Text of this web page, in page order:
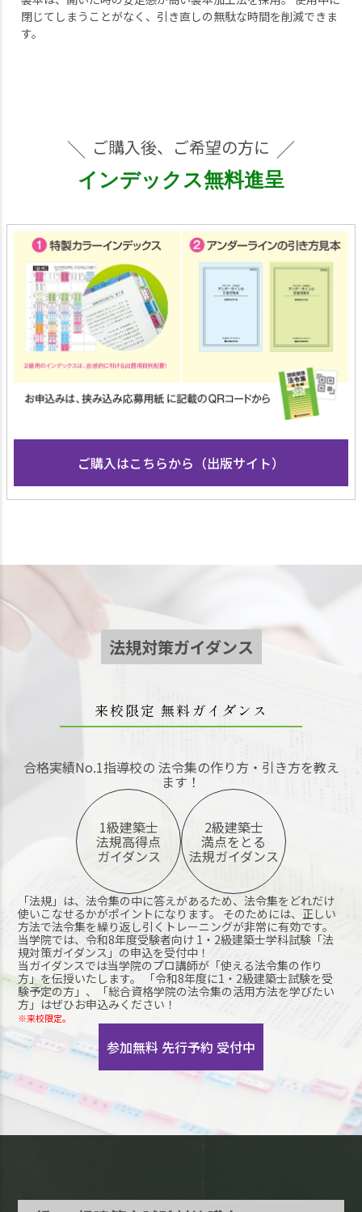
閉じてしまうことがなく、引き直しの無駄な時間を削減できま
す。
ご購入後、ご希望の方に
インデックス無料進呈
ご購入はこちらから（出版サイト）
法規対策ガイダンス
来校限定 無料ガイダンス
合格実績No.1指導校の 法令集の作り方・引き方を教え
ます！
1級建築士
法規高得点
ガイダンス
2級建築士
満点をとる
法規ガイダンス
「法規」は、法令集の中に答えがあるため、法令集をどれだけ
使いこなせるかがポイントになります。 そのためには、正しい
方法で法令集を繰り返し引くトレーニングが非常に有効です。
当学院では、令和8年度受験者向け 1・2級建築士学科試験「法
規対策ガイダンス」の申込を受付中！
当ガイダンスでは当学院のプロ講師が「使える法令集の作り
方」を伝授いたします。 「令和8年度に1・2級建築士試験を受
験予定の方」、「総合資格学院の法令集の活用方法を学びたい
方」はぜひお申込みください！
※来校限定。
参加無料 先行予約 受付中